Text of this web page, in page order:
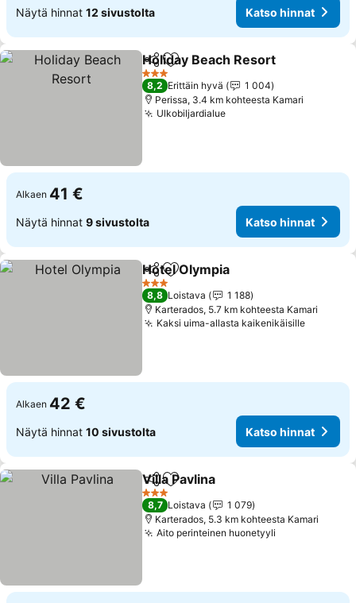
Näytä hinnat 12 sivustolta Katso hinnat
Jaa Lisää suosikkeihin
Holiday Beach Resort
3 Tähtiluokitus
8,2 Erittäin hyvä
1 004
Perissa, 3.4 km kohteesta Kamari
UlkobiljardialueKatso hinnat
Alkaen 41 €
Näytä hinnat 9 sivustolta Katso hinnat
Jaa Lisää suosikkeihin
Hotel Olympia
3 Tähtiluokitus
8,8 Loistava
1 188
Karterados, 5.7 km kohteesta Kamari
Kaksi uima-allasta kaikenikäisilleKatso
Alkaen 42 €
Näytä hinnat 10 sivustolta Katso hinnat
Jaa Lisää suosikkeihin
Villa Pavlina
3 Tähtiluokitus
8,7 Loistava
1 079
Karterados, 5.3 km kohteesta Kamari
Aito perinteinen huonetyyli